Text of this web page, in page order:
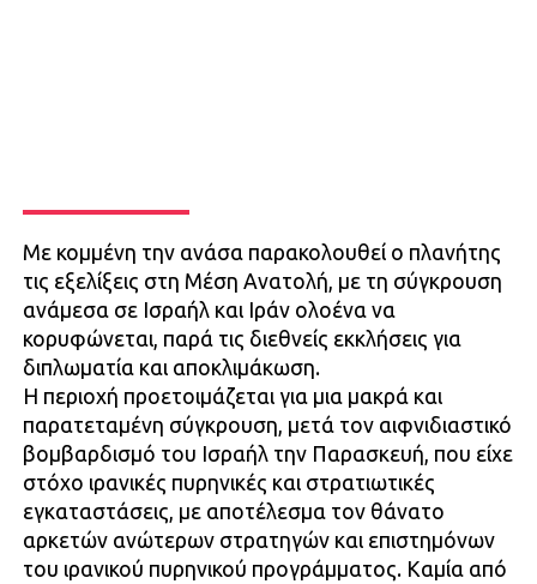
Με κομμένη την ανάσα παρακολουθεί ο πλανήτης
τις εξελίξεις στη Μέση Ανατολή, με τη σύγκρουση
ανάμεσα σε Ισραήλ και Ιράν ολοένα να
κορυφώνεται, παρά τις διεθνείς εκκλήσεις για
διπλωματία και αποκλιμάκωση.
Η περιοχή προετοιμάζεται για μια μακρά και
παρατεταμένη σύγκρουση, μετά τον αιφνιδιαστικό
βομβαρδισμό του Ισραήλ την Παρασκευή, που είχε
στόχο ιρανικές πυρηνικές και στρατιωτικές
εγκαταστάσεις, με αποτέλεσμα τον θάνατο
αρκετών ανώτερων στρατηγών και επιστημόνων
του ιρανικού πυρηνικού προγράμματος. Καμία από